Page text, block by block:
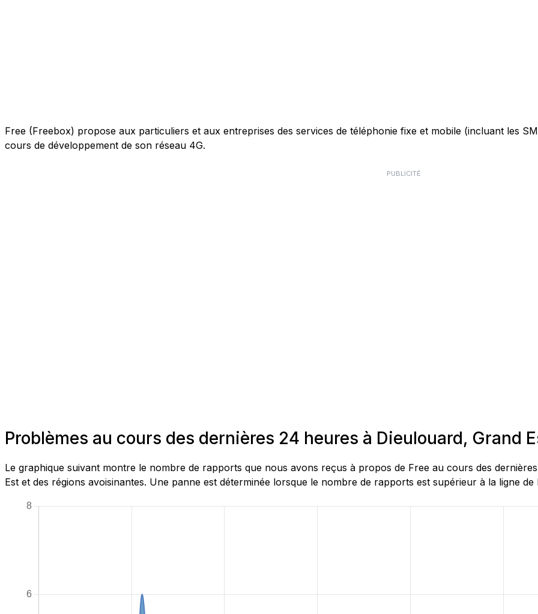
Free (Freebox) propose aux particuliers et aux entreprises des services de téléphonie fixe et mobile (incluant les
cours de développement de son réseau 4G.
PUBLICITÉ
Problèmes au cours des dernières 24 heures à Dieulouard, Grand
Le graphique suivant montre le nombre de rapports que nous avons reçus à propos de Free au cours des
Est et des régions avoisinantes. Une panne est déterminée lorsque le nombre de rapports est supérieur à la ligne